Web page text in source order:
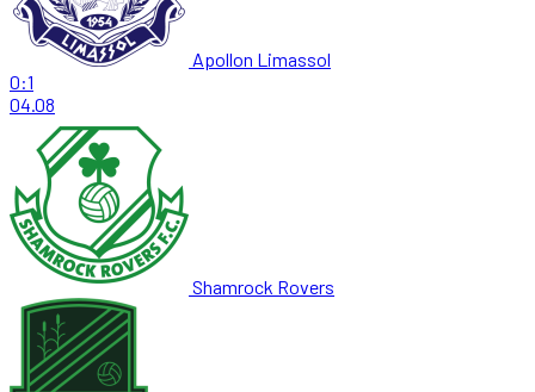
Apollon Limassol
0:1
04.08
Shamrock Rovers